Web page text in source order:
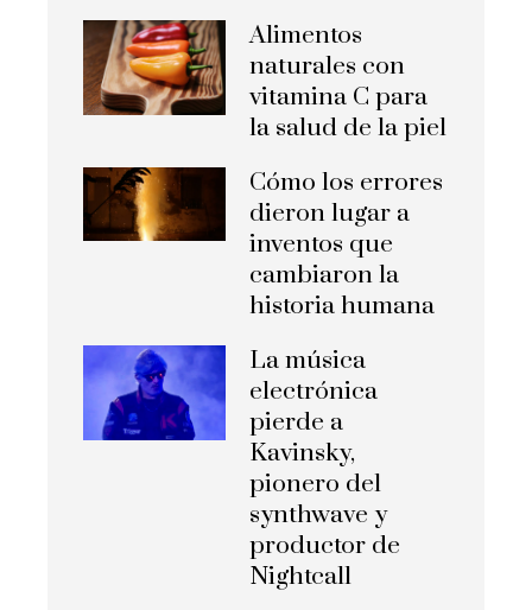
Alimentos
naturales con
vitamina C para
la salud de la piel
Cómo los errores
dieron lugar a
inventos que
cambiaron la
historia humana
La música
electrónica
pierde a
Kavinsky,
pionero del
synthwave y
productor de
Nightcall